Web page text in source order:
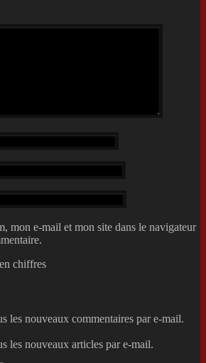
mon e-mail et mon site dans le navigateur
chiffres
les nouveaux commentaires par e-mail.
les nouveaux articles par e-mail.